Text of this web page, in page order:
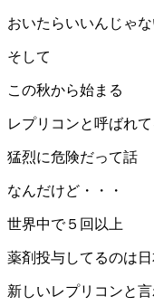
おいたらいいんじゃな
そして
この秋から始まる
レプリコンと呼ばれ
猛烈に危険だって話
なんだけど・・・
世界中で５回以上
薬剤投与してるのは
新しいレプリコンと